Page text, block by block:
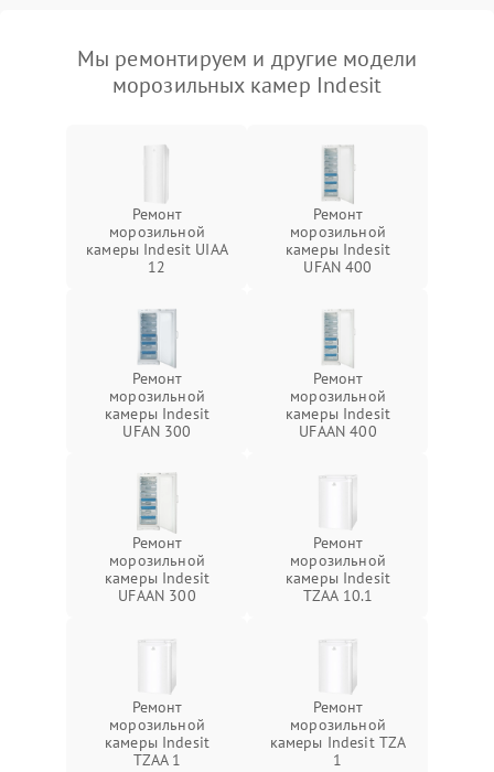
Мы ремонтируем и другие модели
морозильных камер Indesit
Ремонт
морозильной
камеры Indesit UIAA
12
Ремонт
морозильной
камеры Indesit
UFAN 400
Ремонт
морозильной
камеры Indesit
UFAN 300
Ремонт
морозильной
камеры Indesit
UFAAN 400
Ремонт
морозильной
камеры Indesit
UFAAN 300
Ремонт
морозильной
камеры Indesit
TZAA 10.1
Ремонт
морозильной
камеры Indesit
TZAA 1
Ремонт
морозильной
камеры Indesit TZA
1